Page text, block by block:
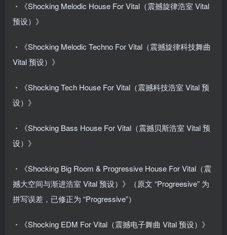
・《Shocking Melodic House For Vital（震撼旋律浩室 Vital
预设）》
・《Shocking Melodic Techno For Vital（震撼旋律科技舞曲
Vital 预设）》
・《Shocking Tech House For Vital（震撼科技浩室 Vital 预
设）》
・《Shocking Bass House For Vital（震撼贝斯浩室 Vital 预
设）》
・《Shocking Big Room & Progressive House For Vital（震
撼大空间与渐进浩室 Vital 预设）》（原文 “Progreesive” 为
拼写误差，已修正为 “Progressive”）
・《Shocking EDM For Vital（震撼电子舞曲 Vital 预设）》